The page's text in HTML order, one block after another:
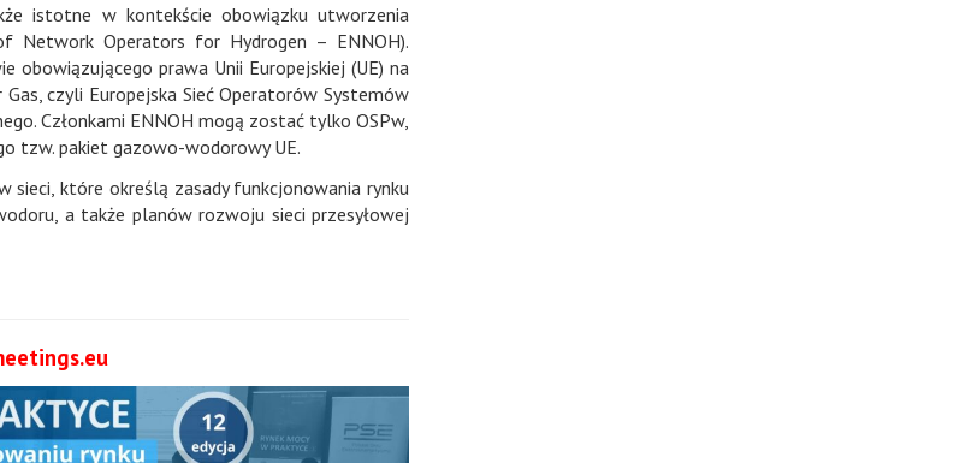
istotne w kontekście obowiązku utworzenia
Network Operators for Hydrogen – ENNOH).
obowiązującego prawa Unii Europejskiej (UE) na
czyli Europejska Sieć Operatorów Systemów
Członkami ENNOH mogą zostać tylko OSPw,
tzw. pakiet gazowo-wodorowy UE.
sieci, które określą zasady funkcjonowania rynku
a także planów rozwoju sieci przesyłowej